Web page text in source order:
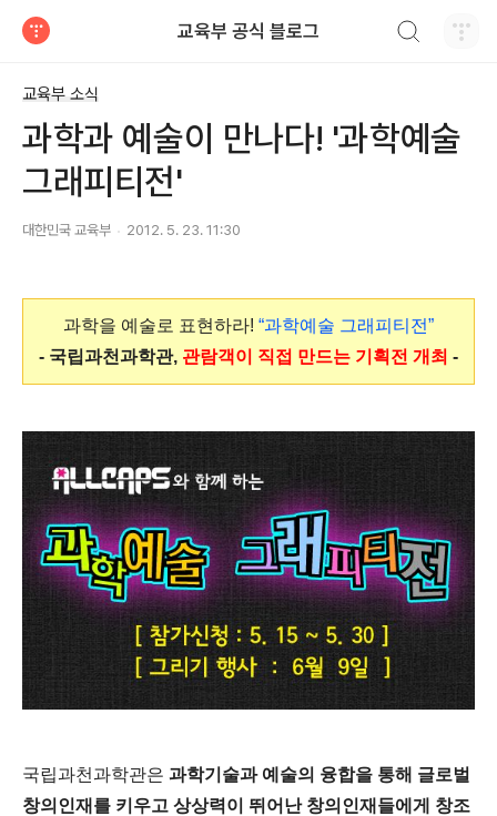
교육부 공식 블로그
교육부 소식
과학과 예술이 만나다! '과학예술
그래피티전'
대한민국 교육부 2012. 5. 23. 11:30
과학을 예술로 표현하라! “과학예술 그래피티전”
- 국립과천과학관, 관람객이 직접 만드는 기획전 개최 -
국립과천과학관은 과학기술과 예술의 융합을 통해 글로벌
창의인재를 키우고 상상력이 뛰어난 창의인재들에게 창조